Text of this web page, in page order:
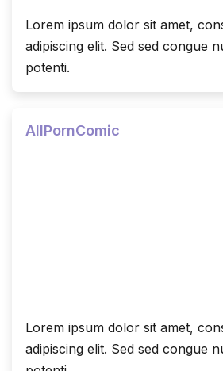
Lorem ipsum dolor sit amet,
adipiscing elit. Sed sed congue
potenti.
AllPornComic
Lorem ipsum dolor sit amet,
adipiscing elit. Sed sed congue